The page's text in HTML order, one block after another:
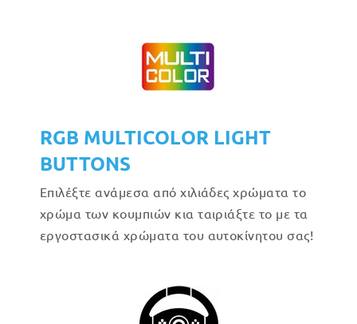
RGB MULTICOLOR LIGHT
BUTTONS
Επιλέξτε ανάμεσα από χιλιάδες χρώματα το
χρώμα των κουμπιών κια ταιριάξτε το με τα
εργοστασικά χρώματα του αυτοκίνητου σας!